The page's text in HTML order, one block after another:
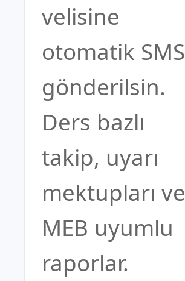
velisine
otomatik SMS
gönderilsin.
Ders bazlı
takip, uyarı
mektupları ve
MEB uyumlu
raporlar.